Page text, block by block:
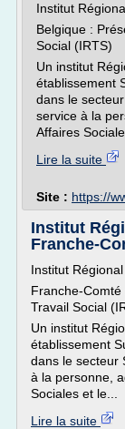
Institut
Belgique :
Social (IRTS)
Un institut
établissement
dans le
service à la
Affaires
Lire la suite
Site : https://
Institut
Franche-
Institut
Franche-
Travail Social
Un institut
établissement
dans le secteur
à la personne,
Sociales et le...
Lire la suite